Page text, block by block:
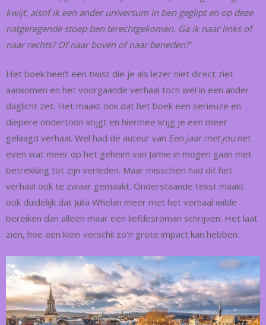
kwijt, alsof ik een ander universum in ben geglipt en op deze
natgeregende stoep ben terechtgekomen. Ga ik naar links of
naar rechts? Of naar boven of naar beneden?’
Het boek heeft een twist die je als lezer niet direct ziet
aankomen en het voorgaande verhaal toch wel in een ander
daglicht zet. Het maakt ook dat het boek een serieuze en
diepere ondertoon krijgt en hiermee krijg je een meer
gelaagd verhaal. Wel had de auteur van Een jaar met jounet
even wat meer op het geheim van Jamie in mogen gaan met
betrekking tot zijn verleden. Maar misschien had dit het
verhaal ook te zwaar gemaakt. Onderstaande tekst maakt
ook duidelijk dat Julia Whelan meer met het verhaal wilde
bereiken dan alleen maar een liefdesroman schrijven. Het laat
zien, hoe een klein verschil zo’n grote impact kan hebben.